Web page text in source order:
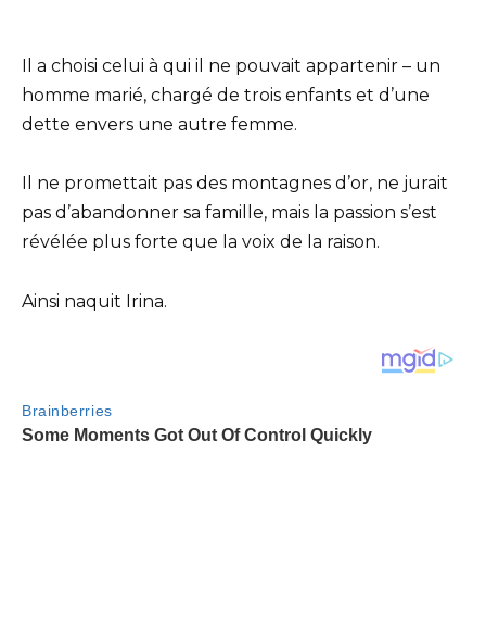
Il a choisi celui à qui il ne pouvait appartenir – un
homme marié, chargé de trois enfants et d’une
dette envers une autre femme.
Il ne promettait pas des montagnes d’or, ne jurait
pas d’abandonner sa famille, mais la passion s’est
révélée plus forte que la voix de la raison.
Ainsi naquit Irina.